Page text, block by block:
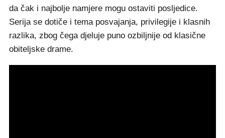
da čak i najbolje namjere mogu ostaviti posljedice.
Serija se dotiče i tema posvajanja, privilegije i klasnih
razlika, zbog čega djeluje puno ozbiljnije od klasične
obiteljske drame.